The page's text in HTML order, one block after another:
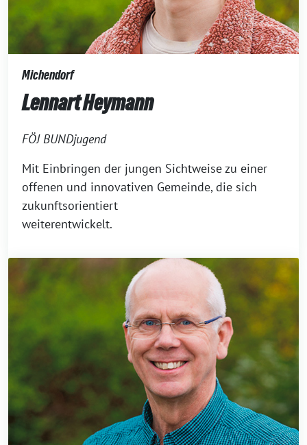
Michendorf
Lennart Heymann
FÖJ BUNDjugend
Mit Einbringen der jungen ­Sichtweise zu einer
offenen und innovativen Gemeinde, die sich
zukunftsorientiert
weiterentwickelt.